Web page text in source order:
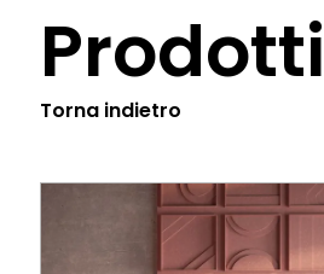
Prodotti
Torna indietro